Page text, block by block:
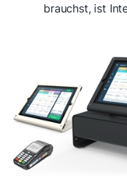
brauchst, ist